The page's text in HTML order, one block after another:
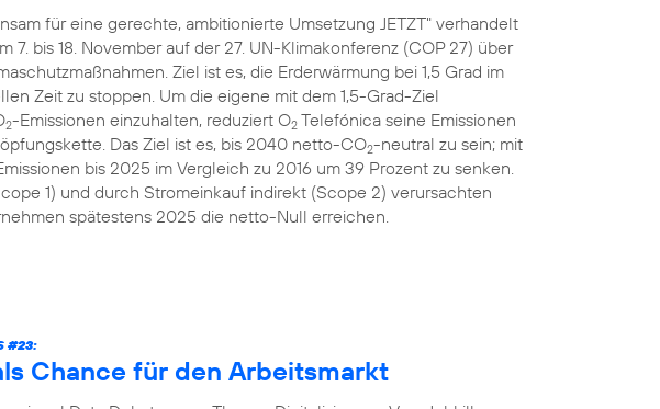
für eine gerechte, ambitionierte Umsetzung JETZT" verhandelt
7. bis 18. November auf der 27. UN-Klimakonferenz (COP 27) über
Ziel ist es, die Erderwärmung bei 1,5 Grad im
Zeit zu stoppen. Um die eigene mit dem 1,5-Grad-Ziel
2-Emissionen einzuhalten, reduziert O2 Telefónica seine Emissionen
Das Ziel ist es, bis 2040 netto-CO2-neutral zu sein; mit
bis 2025 im Vergleich zu 2016 um 39 Prozent zu senken.
1) und durch Stromeinkauf indirekt (Scope 2) verursachten
spätestens 2025 die netto-Null erreichen.
#23:
Chance für den Arbeitsmarkt